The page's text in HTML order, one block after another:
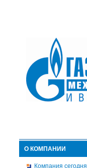
О КОМПАНИИ
Компания сегодня